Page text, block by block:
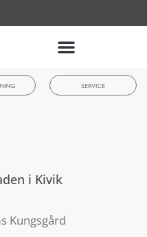
SERVICE
i Kivik
Kungsgård